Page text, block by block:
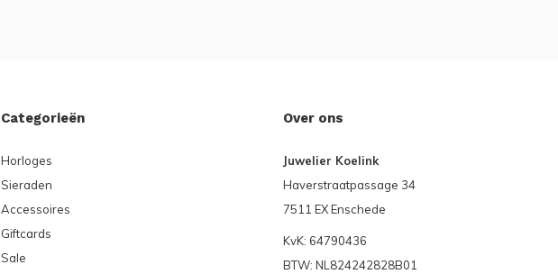
Categorieën
Horloges
Sieraden
Accessoires
Giftcards
Sale
Over ons
Juwelier Koelink
Haverstraatpassage 34
7511 EX Enschede
KvK: 64790436
BTW: NL824242828B01